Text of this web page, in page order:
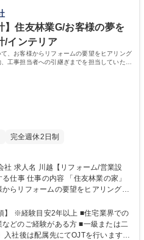
ンに反映させられるため、お客様の
る為、営業未経験で入社した社員
成長しています。実績を積み重ねれ
職へとステップアップも可能です。
大 専修学校 高校 語学力： 資格：
】住友林業G/お客様の夢を
/インテリア
、お客様からリフォームの要望をヒアリング
工事担当者への引継ぎまでを担当していただ
完全週休2日制
業設
林業の家」
らリフォームの要望をヒアリング
契約、工事担当者への引継ぎまでを
部門からの情報を元に水回り設備の
すでに住友林業として取引があるた
】 ※経験目安2年以上 ■住宅業界での
どのご経験がある方 ■一級または二